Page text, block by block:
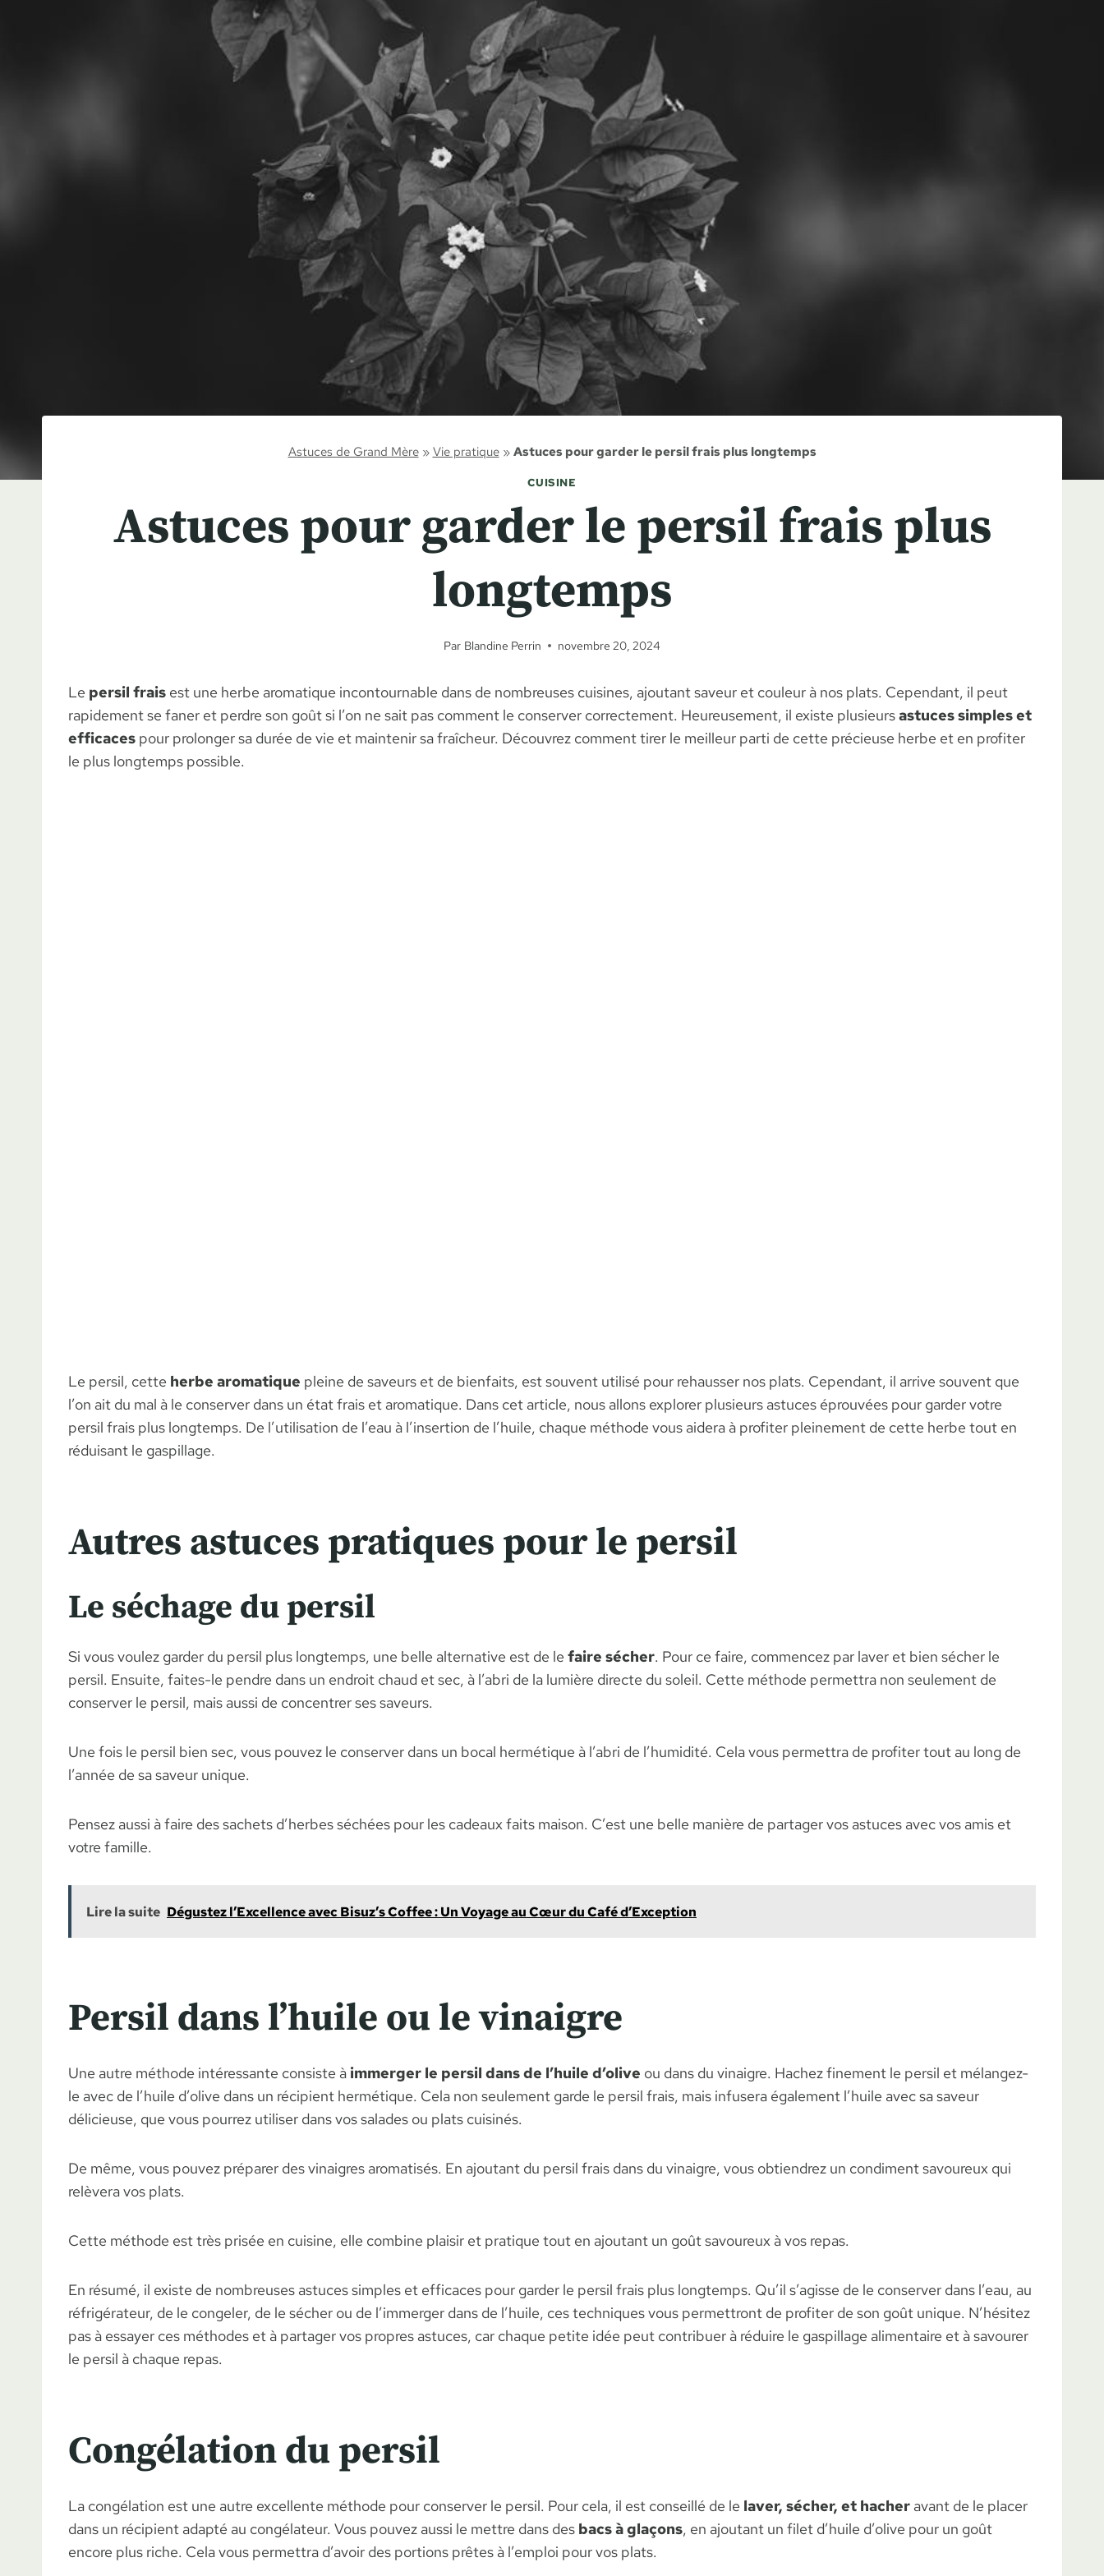
Astuces de Grand Mère»Vie pratique»Astuces pour garder le persil frais plus longtemps
CUISINE
Astuces pour garder le persil frais plus
longtemps
Par Blandine Perrin novembre 20, 2024
Le persil frais est une herbe aromatique incontournable dans de nombreuses cuisines, ajoutant saveur et couleur à nos plats. Cependant, il peut
rapidement se faner et perdre son goût si l’on ne sait pas comment le conserver correctement. Heureusement, il existe plusieursastuces simples et
efficaces pour prolonger sa durée de vie et maintenir sa fraîcheur. Découvrez comment tirer le meilleur parti de cette précieuse herbe et en profiter
le plus longtemps possible.
Le persil, cette herbe aromatique pleine de saveurs et de bienfaits, est souvent utilisé pour rehausser nos plats. Cependant, il arrive souvent que
l’on ait du mal à le conserver dans un état frais et aromatique. Dans cet article, nous allons explorer plusieurs astuces éprouvées pour garder votre
persil frais plus longtemps. De l’utilisation de l’eau à l’insertion de l’huile, chaque méthode vous aidera à profiter pleinement de cette herbe tout en
réduisant le gaspillage.
Autres astuces pratiques pour le persil
Le séchage du persil
Si vous voulez garder du persil plus longtemps, une belle alternative est de le faire sécher. Pour ce faire, commencez par laver et bien sécher le
persil. Ensuite, faites-le pendre dans un endroit chaud et sec, à l’abri de la lumière directe du soleil. Cette méthode permettra non seulement de
conserver le persil, mais aussi de concentrer ses saveurs.
Une fois le persil bien sec, vous pouvez le conserver dans un bocal hermétique à l’abri de l’humidité. Cela vous permettra de profiter tout au long de
l’année de sa saveur unique.
Pensez aussi à faire des sachets d’herbes séchées pour les cadeaux faits maison. C’est une belle manière de partager vos astuces avec vos amis et
votre famille.
Lire la suite Dégustez l’Excellence avec Bisuz’s Coffee : Un Voyage au Cœur du Café d’Exception
Persil dans l’huile ou le vinaigre
Une autre méthode intéressante consiste à immerger le persil dans de l’huile d’olive ou dans du vinaigre. Hachez finement le persil et mélangez-
le avec de l’huile d’olive dans un récipient hermétique. Cela non seulement garde le persil frais, mais infusera également l’huile avec sa saveur
délicieuse, que vous pourrez utiliser dans vos salades ou plats cuisinés.
De même, vous pouvez préparer des vinaigres aromatisés. En ajoutant du persil frais dans du vinaigre, vous obtiendrez un condiment savoureux qui
relèvera vos plats.
Cette méthode est très prisée en cuisine, elle combine plaisir et pratique tout en ajoutant un goût savoureux à vos repas.
En résumé, il existe de nombreuses astuces simples et efficaces pour garder le persil frais plus longtemps. Qu’il s’agisse de le conserver dans l’eau, au
réfrigérateur, de le congeler, de le sécher ou de l’immerger dans de l’huile, ces techniques vous permettront de profiter de son goût unique. N’hésitez
pas à essayer ces méthodes et à partager vos propres astuces, car chaque petite idée peut contribuer à réduire le gaspillage alimentaire et à savourer
le persil à chaque repas.
Congélation du persil
La congélation est une autre excellente méthode pour conserver le persil. Pour cela, il est conseillé de le laver, sécher, et hacher avant de le placer
dans un récipient adapté au congélateur. Vous pouvez aussi le mettre dans des bacs à glaçons, en ajoutant un filet d’huile d’olive pour un goût
encore plus riche. Cela vous permettra d’avoir des portions prêtes à l’emploi pour vos plats.